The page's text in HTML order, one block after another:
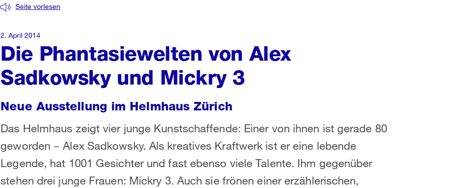
Die Phantasiewelten von Alex
Sadkowsky und Mickry 3
Seite vorlesen
Neue Ausstellung im Helmhaus Zürich
Das Helmhaus zeigt vier junge Kunstschaffende: Einer von ihnen ist gerade 80
geworden − Alex Sadkowsky. Als kreatives Kraftwerk ist er eine lebende
Legende, hat 1001 Gesichter und fast ebenso viele Talente. Ihm gegenüber
stehen drei junge Frauen: Mickry 3. Auch sie frönen einer erzählerischen,
2. April 2014